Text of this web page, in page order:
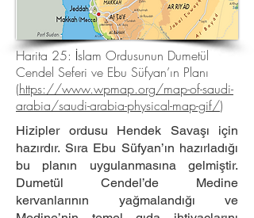
Harita 25: İslam Ordusunun Dumetül
Cendel Seferi ve Ebu Süfyan’ın Planı
(https://www.wpmap.org/map-of-saudi-
arabia/saudi-arabia-physical-map-gif/)
Hizipler ordusu Hendek Savaşı için
hazırdır. Sıra Ebu Süfyan’ın hazırladığı
bu planın uygulanmasına gelmiştir.
Dumetül Cendel’de Medine
kervanlarının yağmalandığı ve